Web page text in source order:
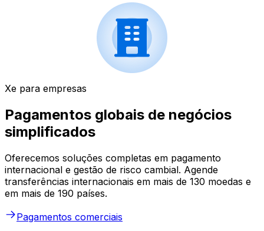
Xe para empresas
Pagamentos globais de negócios
simplificados
Oferecemos soluções completas em pagamento
internacional e gestão de risco cambial. Agende
transferências internacionais em mais de 130 moedas e
em mais de 190 países.
Pagamentos comerciais